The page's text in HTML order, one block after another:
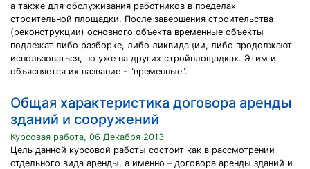
а также для обслуживания работников в пределах
строительной площадки. После завершения строительства
(реконструкции) основного объекта временные объекты
подлежат либо разборке, либо ликвидации, либо продолжают
использоваться, но уже на других стройплощадках. Этим и
объясняется их название - "временные".
Общая характеристика договора аренды
зданий и сооружений
Курсовая работа, 06 Декабря 2013
Цель данной курсовой работы состоит как в рассмотрении
отдельного вида аренды, а именно – договора аренды зданий и